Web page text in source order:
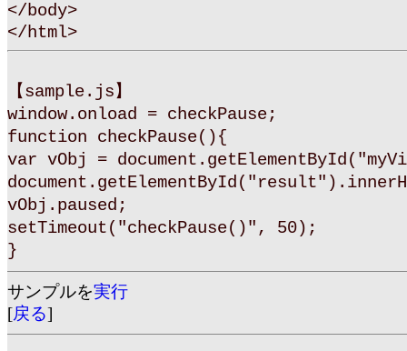
</body>
</html>
【sample.js】
window.onload = checkPause;
function checkPause(){
var vObj =
vObj.paused;
setTimeout("checkPause()", 50);
}
サンプルを実行
[戻る]